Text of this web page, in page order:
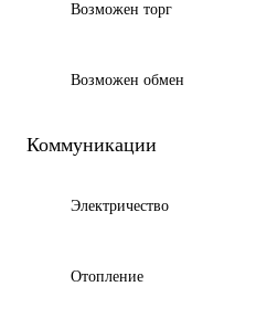
Возможен торг
Возможен обмен
Коммуникации
Электричество
Отопление